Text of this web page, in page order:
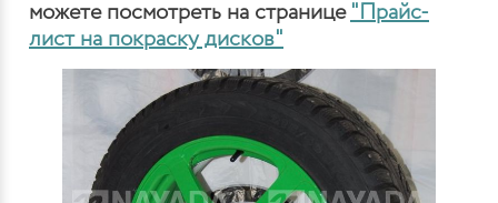
можете посмотреть на странице "Прайс-
лист на покраску дисков"